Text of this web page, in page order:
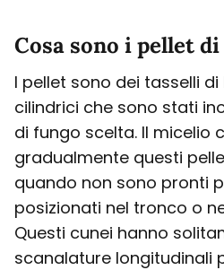
Cosa sono i pellet
I pellet sono dei tasselli
cilindrici che sono stati
di fungo scelta. Il micelio
gradualmente questi
quando non sono pronti
posizionati nel tronco o
Questi cunei hanno
scanalature longitudinali